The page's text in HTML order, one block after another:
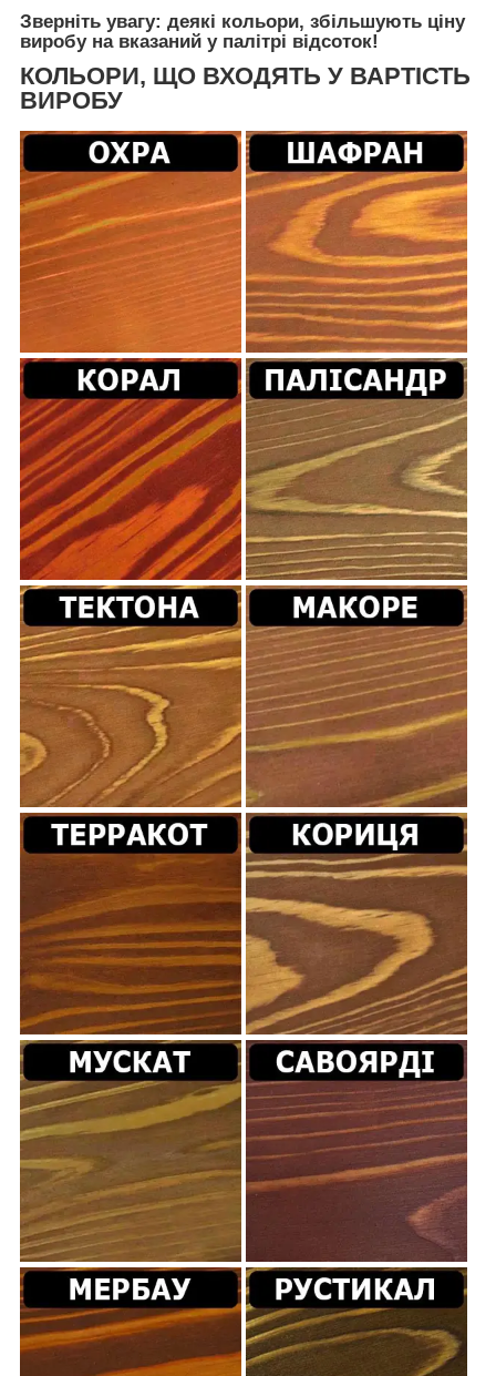
Зверніть увагу: деякі кольори, збільшують ціну
виробу на вказаний у палітрі відсоток!
КОЛЬОРИ, ЩО ВХОДЯТЬ У ВАРТІСТЬ
ВИРОБУ